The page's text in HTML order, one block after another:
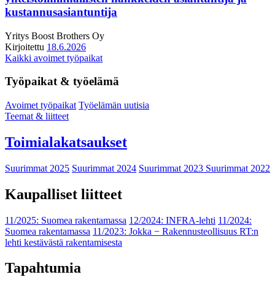
kustannusasiantuntija
Yritys Boost Brothers Oy
Kirjoitettu 18.6.2026
Kaikki avoimet työpaikat
Työpaikat & työelämä
Avoimet työpaikat Työelämän uutisia
Teemat & liitteet
Toimialakatsaukset
Suurimmat 2025 Suurimmat 2024 Suurimmat 2023 Suurimmat 2022
Kaupalliset liitteet
11/2025: Suomea rakentamassa 12/2024: INFRA-lehti 11/2024:
Suomea rakentamassa 11/2023: Jokka − Rakennusteollisuus RT:n
lehti kestävästä rakentamisesta
Tapahtumia